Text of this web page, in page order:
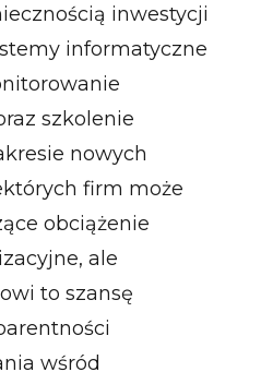
inwestycji
informatyczne
szkolenie
nowych
firm może
obciążenie
ale
to szansę
wśród